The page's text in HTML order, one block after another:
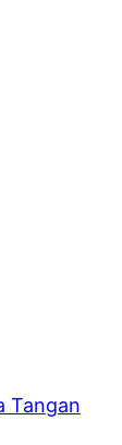
Tangan